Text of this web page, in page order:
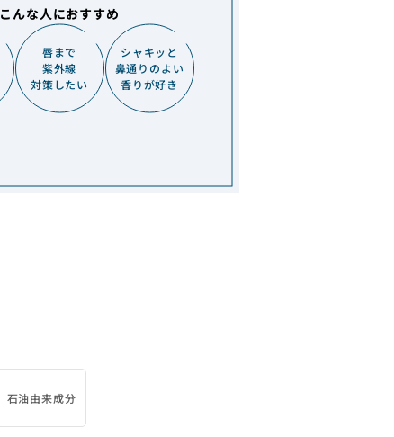
こんな人におすすめ
唇まで
紫外線
対策したい
シャキッと
鼻通りのよい
香りが好き
石油由来成分